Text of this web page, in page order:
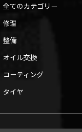
全てのカテゴリー
修理
整備
オイル交換
コーティング
タイヤ